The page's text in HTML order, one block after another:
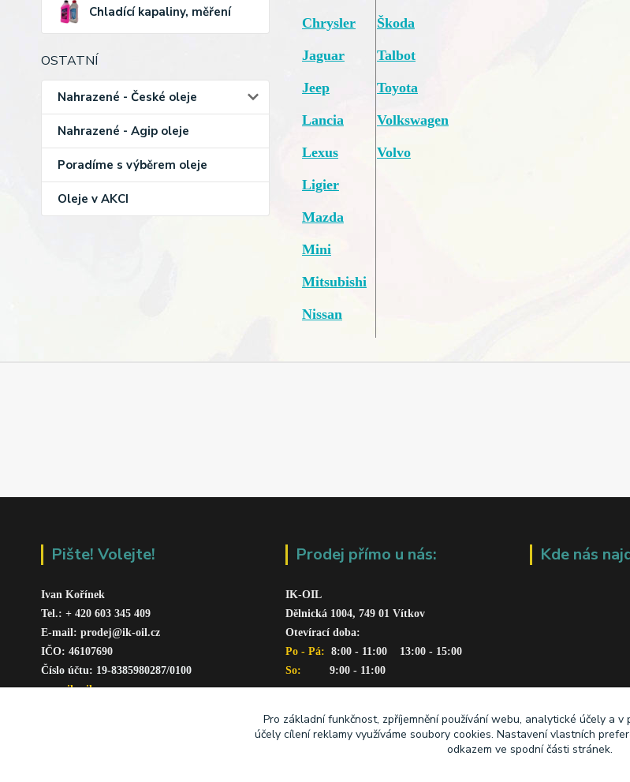
Chladící kapaliny, měření
OSTATNÍ
Nahrazené - České oleje
Nahrazené - Agip oleje
Poradíme s výběrem oleje
Oleje v AKCI
Chrysler
Jaguar
Jeep
Lancia
Lexus
Ligier
Mazda
Mini
Mitsubishi
Nissan
Škoda
Talbot
Toyota
Volkswagen
Volvo
Pište! Volejte!
Ivan Kořínek
Tel.: + 420 603 345 409
E-mail: prodej@ik-oil.cz
IČO: 46107690
Číslo účtu: 19-8385980287/0100
www.ik-oil.cz
Prodej přímo u nás:
IK-OIL
Dělnická 1004, 749 01 Vítkov
Otevírací doba:
Po - Pá: 8:00 - 11:00    13:00 - 15:00
So:
      9:00 - 11:00
Kde nás
Pro základní funkčnost, zpříjemnění používání webu, analytické účely a
účely cílení reklamy využíváme soubory cookies. Nastavení vlastních
odkazem ve spodní části stránek.